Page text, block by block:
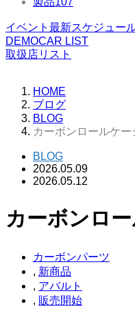
イベント最新スケジュー
DEMOCAR LIST
取扱店リスト
HOME
ブログ
BLOG
カーボンロールケー
BLOG
2026.05.09
2026.05.12
カーボンロー
カーボンパーツ
, 新商品
, アバルト
, 販売開始